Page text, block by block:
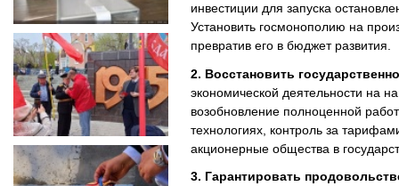
инвестиции для запуска
Установить госмонополию на
превратив его в бюджет развития.
2. Восстановить
экономической деятельности на
возобновление полноценной
технологиях, контроль за
акционерные общества в
3. Гарантировать